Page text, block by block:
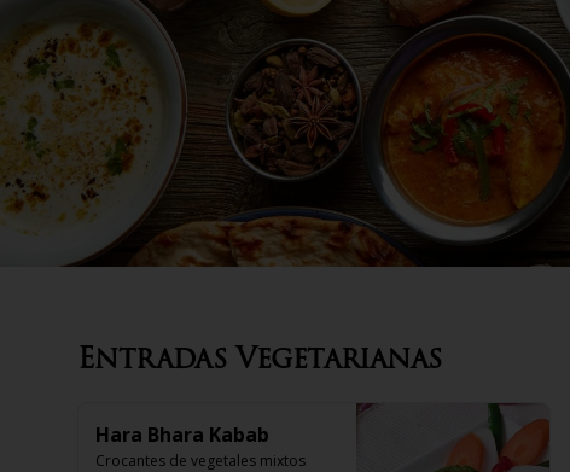
Entradas Vegetarianas
Hara Bhara Kabab
Crocantes de vegetales mixtos